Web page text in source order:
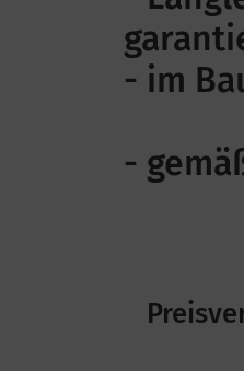
- im
-